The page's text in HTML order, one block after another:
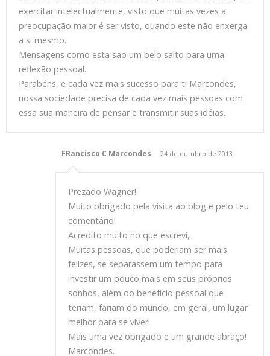
exercitar intelectualmente, visto que muitas vezes a
preocupação maior é ser visto, quando este não enxerga
a si mesmo.
Mensagens como esta são um belo salto para uma
reflexão pessoal.
Parabéns, e cada vez mais sucesso para ti Marcondes,
nossa sociedade precisa de cada vez mais pessoas com
essa sua maneira de pensar e transmitir suas idéias.
FRancisco C Marcondes 24 de outubro de 2013
Prezado Wagner!
Muito obrigado pela visita ao blog e pelo teu
comentário!
Acredito muito no que escrevi,
Muitas pessoas, que poderiam ser mais
felizes, se separassem um tempo para
investir um pouco mais em seus próprios
sonhos, além do benefício pessoal que
teriam, fariam do mundo, em geral, um lugar
melhor para se viver!
Mais uma vez obrigado e um grande abraço!
Marcondes.